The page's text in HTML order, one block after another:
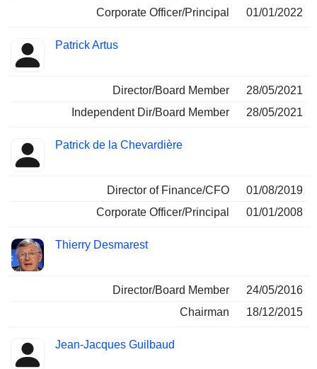
Corporate Officer/Principal 01/01/2022
Patrick Artus
Director/Board Member
28/05/2021
Independent Dir/Board Member
28/05/2021
Patrick de la Chevardière
Director of Finance/CFO
01/08/2019
Corporate Officer/Principal
01/01/2008
Thierry Desmarest
Director/Board Member
24/05/2016
Chairman
18/12/2015
Jean-Jacques Guilbaud